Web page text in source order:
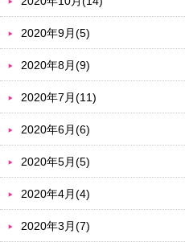
2020年9月(5)
2020年8月(9)
2020年7月(11)
2020年6月(6)
2020年5月(5)
2020年4月(4)
2020年3月(7)